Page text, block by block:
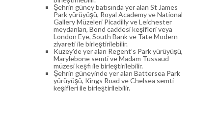
Şehrin güney batısında yer alan St James
Park yürüyüşü, Royal Academy ve National
Gallery Müzeleri Picadilly ve Leichester
meydanları, Bond caddesi keşifleri veya
London Eye, South Bank ve Tate Modern
ziyareti ile birleştirilebilir.
Kuzey’de yer alan Regent’s Park yürüyüşü,
Marylebone semti ve Madam Tussaud
müzesi keşfi ile birleştirilebilir.
Şehrin güneyinde yer alan Battersea Park
yürüyüşü, Kings Road ve Chelsea semti
keşifleri ile birleştirilebilir.